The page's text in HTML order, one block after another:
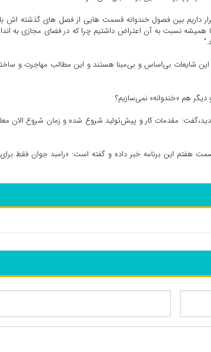
داریم بین فصول خندوانه قسمت هایی از فصل های گذشته اش
نسبت به آن اعتراض داشتیم چرا که در فضای مجازی به
این شایعات بی‌اساس و بی‌مبنا هستند و این مطالب مهاجرت و
هم «خندوانه» نمی‌سازیم؟
جدید،‌گفت: مقدمات کار و پیش‌تولید شروع شده و زمان شروع الان
هفتم این برنامه خبر داده و گفته است: «رامبد جوان فقط